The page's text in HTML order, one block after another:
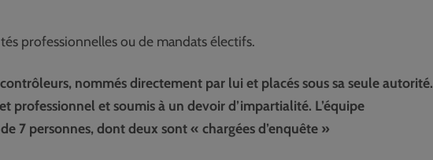
professionnelles ou de mandats électifs.
nommés directement par lui et placés sous sa seule autorité.
professionnel et soumis à un devoir d’impartialité. L’équipe
7 personnes, dont deux sont « chargées d’enquête »